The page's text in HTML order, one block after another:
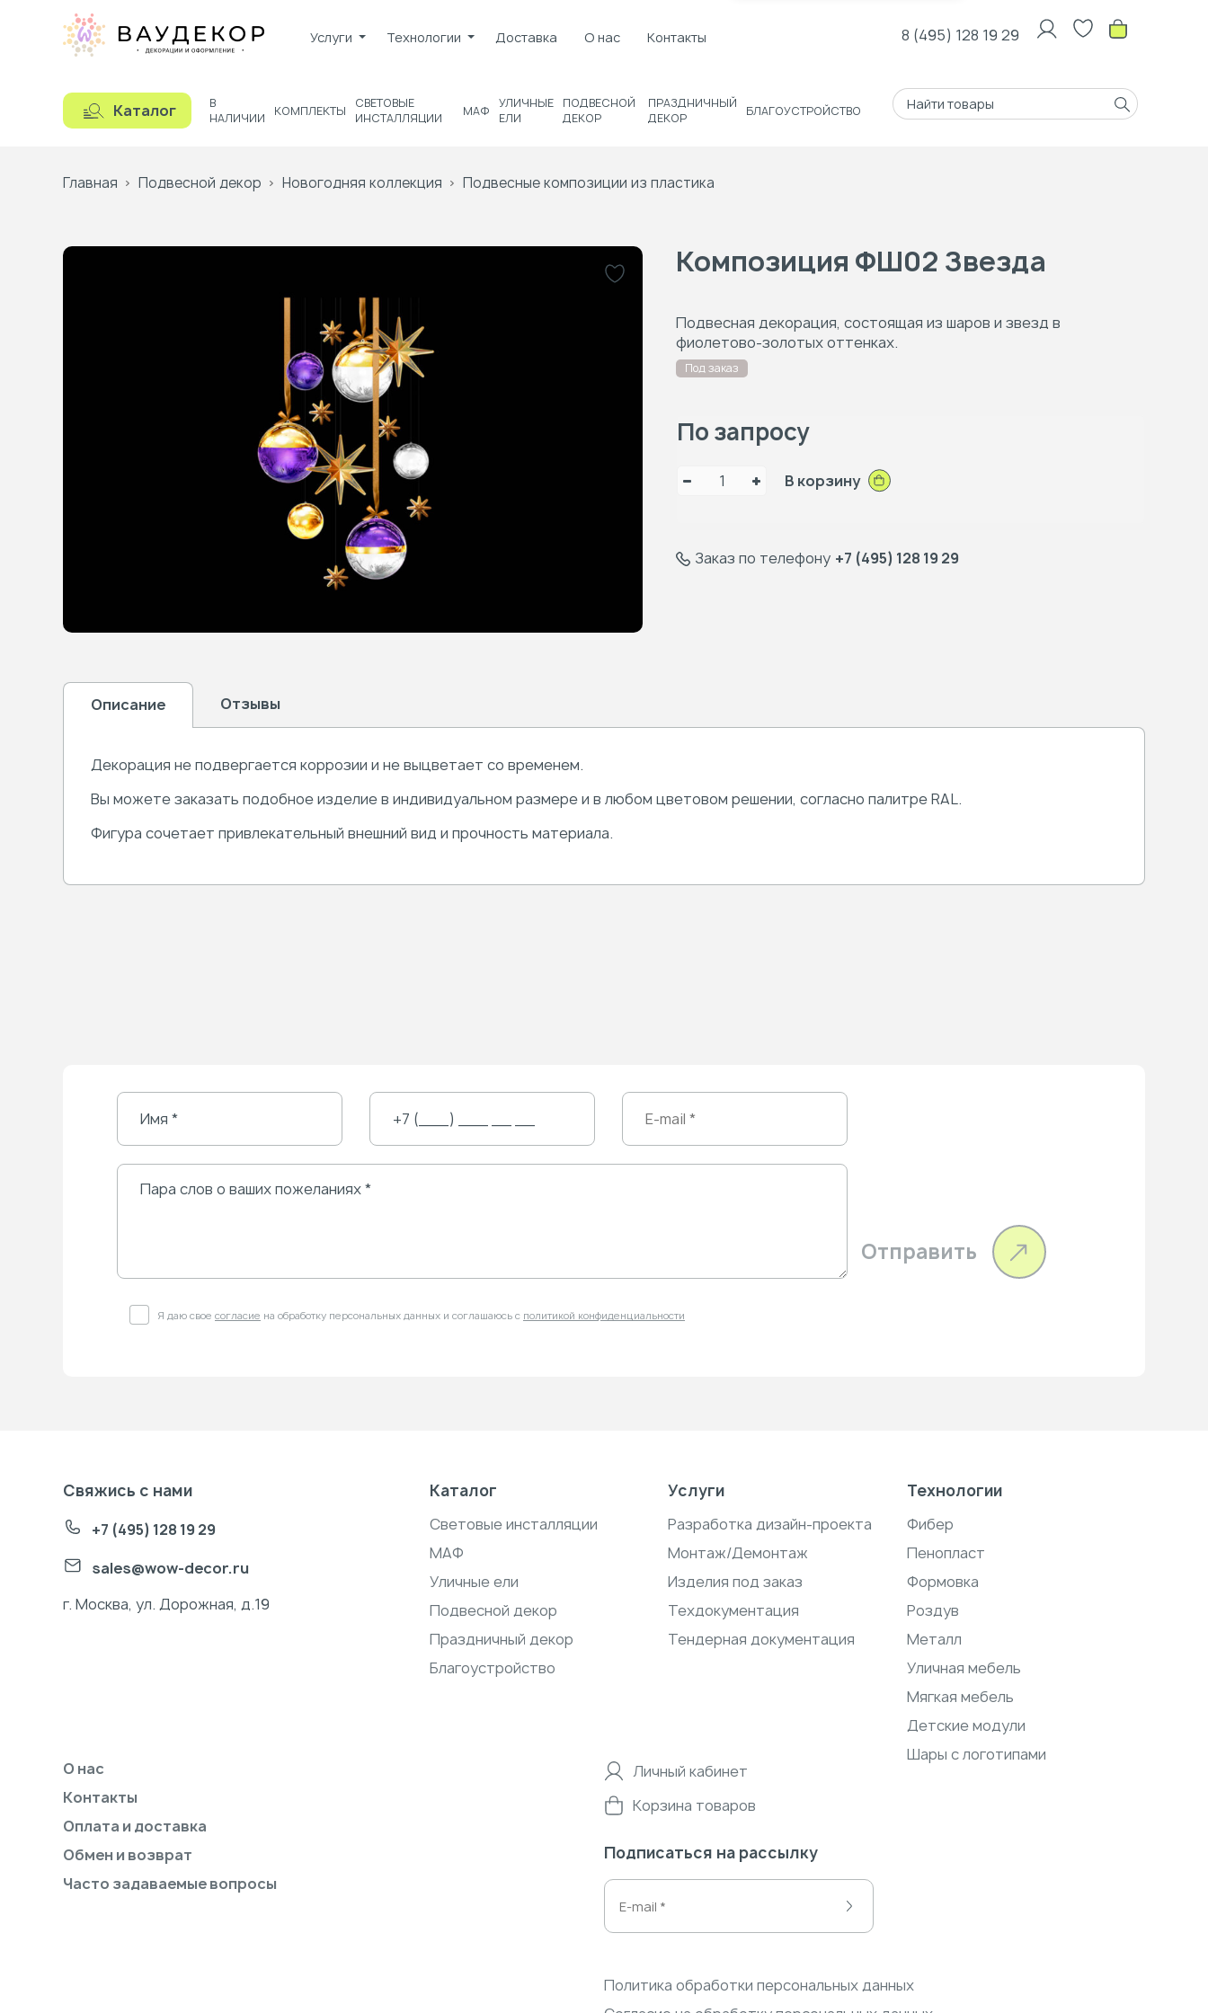
Услуги Технологии Доставка О нас Контакты 8 (495) 128 19 29
Каталог
В
НАЛИЧИИ
КОМПЛЕКТЫ
СВЕТОВЫЕ
ИНСТАЛЛЯЦИИ
МАФ
УЛИЧНЫЕ
ЕЛИ
ПОДВЕСНОЙ
ДЕКОР
ПРАЗДНИЧНЫЙ
ДЕКОР
БЛАГОУСТРОЙСТВО
Главная Подвесной декор Новогодняя коллекция Подвесные композиции из пластика
Композиция ФШ02 Звезда
Подвесная декорация, состоящая из шаров и звезд в
фиолетово-золотых оттенках.
Под заказ
По запросу
В корзину
Заказ по телефону +7 (495) 128 19 29
Описание Отзывы
Декорация не подвергается коррозии и не выцветает со временем.
Вы можете заказать подобное изделие в индивидуальном размере и в любом цветовом решении, согласно палитре RAL.
Фигура сочетает привлекательный внешний вид и прочность материала.
Отправить
Я даю свое согласие на обработку персональных данных и соглашаюсь с политикой конфиденциальности
Свяжись с нами
+7 (495) 128 19 29
sales@wow-decor.ru
г. Москва, ул. Дорожная, д.19
Каталог
Световые инсталляции
МАФ
Уличные ели
Подвесной декор
Праздничный декор
Благоустройство
Услуги
Разработка дизайн-проекта
Монтаж/Демонтаж
Изделия под заказ
Техдокументация
Тендерная документация
Технологии
Фибер
Пенопласт
Формовка
Роздув
Металл
Уличная мебель
Мягкая мебель
Детские модули
Шары с логотипами
О нас
Контакты
Оплата и доставка
Обмен и возврат
Часто задаваемые вопросы
Личный кабинет
Корзина товаров
Подписаться на рассылку
Политика обработки персональных данных